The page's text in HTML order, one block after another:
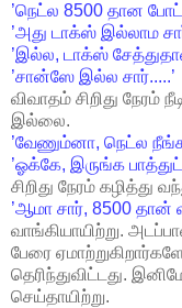
’நெட்ல 8500 தான
’அது டாக்ஸ் இல்லாம
’இல்ல, டாக்ஸ்
’சான்ஸே இல்ல சார்.....’
விவாதம் சிறிது நேரம்
இல்லை.
’வேணும்னா, நெட்ல
’ஓக்கே, இருங்க
சிறிது நேரம் கழித்து
’ஆமா சார், 8500
வாங்கியாயிற்று.
பேரை
தெரிந்துவிட்டது.
செய்தாயிற்று.